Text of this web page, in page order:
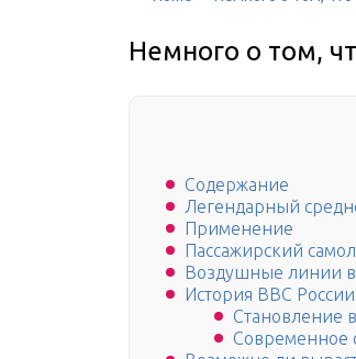
Немного о том,
Содержание
Легендарный
Применение
Пассажирский
Воздушные линии в
История ВВС России
Становление
Современное